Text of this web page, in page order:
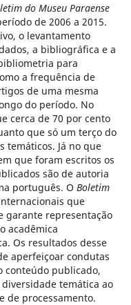
do Museu Paraense
de 2006 a 2015.
o levantamento
a bibliográfica e a
para
a frequência de
de uma mesma
do período. No
cerca de 70 por cento
que só um terço do
temáticos. Já no que
que foram escritos os
são de autoria
português. O Boletim
que
garante representação
acadêmica
Os resultados desse
aperfeiçoar condutas
conteúdo publicado,
temática ao
de processamento.